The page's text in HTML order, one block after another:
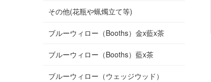
その他(花瓶や蝋燭立て等)
ブルーウィロー（Booths）金x藍x茶
ブルーウィロー（Booths）藍x茶
ブルーウィロー（ウェッジウッド）